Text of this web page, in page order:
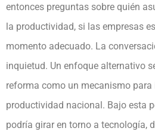
entonces preguntas sobre quién
la productividad, si las empresas
momento adecuado. La
inquietud. Un enfoque alternativo
reforma como un mecanismo para
productividad nacional. Bajo esta
podría girar en torno a tecnología,